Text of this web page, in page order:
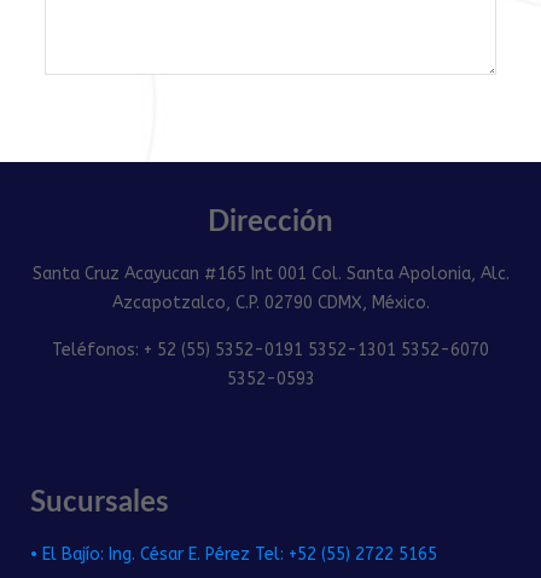
Dirección
Santa Cruz Acayucan #165 Int 001 Col. Santa Apolonia, Alc.
Azcapotzalco, C.P. 02790 CDMX, México.
Teléfonos: + 52 (55) 5352-0191 5352-1301 5352-6070
5352-0593
Sucursales
• El Bajío: Ing. César E. Pérez Tel: +52 (55) 2722 5165